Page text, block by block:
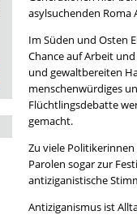
asylsuchenden Roma
Im Süden und Osten
Chance auf Arbeit
und gewaltbereiten
menschenwürdiges
Flüchtlingsdebatte
gemacht.
Zu viele
Parolen sogar zur
antiziganistische
Antiziganismus ist